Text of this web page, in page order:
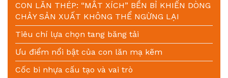
CON LĂN THÉP: “MẮT XÍCH” BỀN BỈ KHIẾN DÒNG
CHẢY SẢN XUẤT KHÔNG THỂ NGỪNG LẠI
Tiêu chí lựa chọn tang băng tải
Ưu điểm nổi bật của con lăn mạ kẽm
Cốc bi nhựa cấu tạo và vai trò